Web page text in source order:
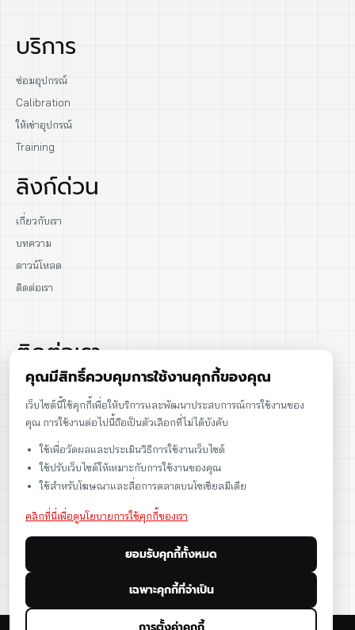
บริการ
ซ่อมอุปกรณ์
Calibration
ให้เช่าอุปกรณ์
Training
ลิงก์ด่วน
เกี่ยวกับเรา
บทความ
ดาวน์โหลด
ติดต่อเรา
ติดต่อเรา
086-086-2000
sales@cst.co.th
คุณมีสิทธิ์ควบคุมการใช้งานคุกกี้ของคุณ
เว็บไซต์นี้ใช้คุกกี้เพื่อให้บริการและพัฒนาประสบการณ์การใช้งานของ
คุณ การใช้งานต่อไปนี้ถือเป็นตัวเลือกที่ไม่ได้บังคับ
ใช้เพื่อวัดผลและประเมินวิธีการใช้งานเว็บไซต์
ใช้ปรับเว็บไซต์ให้เหมาะกับการใช้งานของคุณ
ใช้สำหรับโฆษณาและสื่อการตลาดบนโซเชียลมีเดีย
คลิกที่นี่เพื่อดูนโยบายการใช้คุกกี้ของเรา
ยอมรับคุกกี้ทั้งหมด
เฉพาะคุกกี้ที่จำเป็น